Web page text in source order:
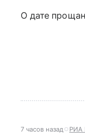
О дате
7 часов назад РИА